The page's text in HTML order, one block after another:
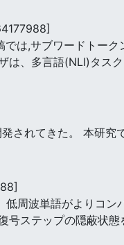
は,サブワードトーク
は、多言語(NLI)タス
されてきた。 本研究
周波単語がよりコン
号ステップの隠蔽状態